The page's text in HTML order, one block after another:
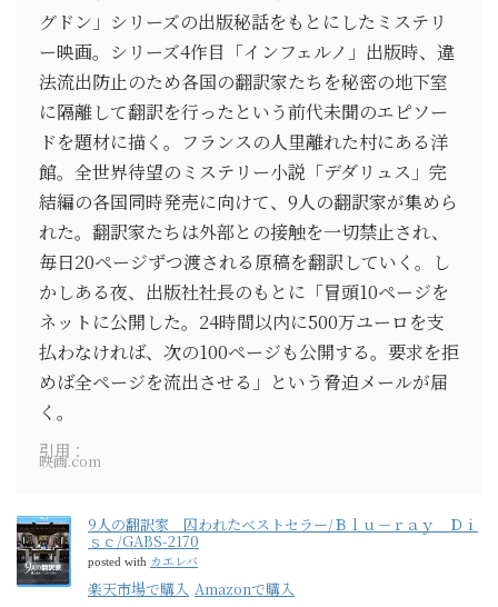
グドン」シリーズの出版秘話をもとにしたミステリ
ー映画。シリーズ4作目「インフェルノ」出版時、違
法流出防止のため各国の翻訳家たちを秘密の地下室
に隔離して翻訳を行ったという前代未聞のエピソー
ドを題材に描く。フランスの人里離れた村にある洋
館。全世界待望のミステリー小説「デダリュス」完
結編の各国同時発売に向けて、9人の翻訳家が集めら
れた。翻訳家たちは外部との接触を一切禁止され、
毎日20ページずつ渡される原稿を翻訳していく。し
かしある夜、出版社社長のもとに「冒頭10ページを
ネットに公開した。24時間以内に500万ユーロを支
払わなければ、次の100ページも公開する。要求を拒
めば全ページを流出させる」という脅迫メールが届
く。
引用：
映画.com
9人の翻訳家 囚われたベストセラー/Ｂｌｕ－ｒａｙ Ｄｉ
ｓｃ/GABS-2170
posted with カエレバ
楽天市場で購入 Amazonで購入